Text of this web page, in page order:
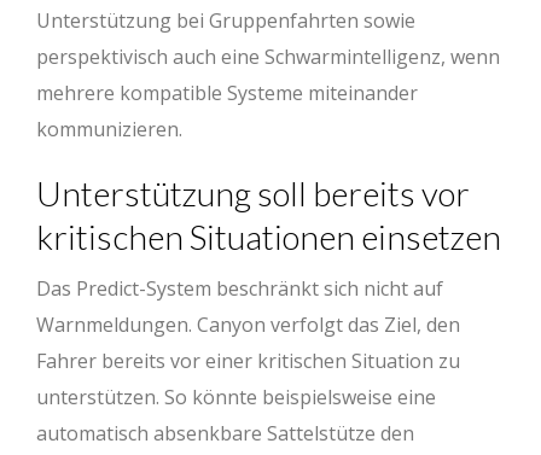
Unterstützung bei Gruppenfahrten sowie
perspektivisch auch eine Schwarmintelligenz, wenn
mehrere kompatible Systeme miteinander
kommunizieren.
Unterstützung soll bereits vor
kritischen Situationen einsetzen
Das Predict-System beschränkt sich nicht auf
Warnmeldungen. Canyon verfolgt das Ziel, den
Fahrer bereits vor einer kritischen Situation zu
unterstützen. So könnte beispielsweise eine
automatisch absenkbare Sattelstütze den